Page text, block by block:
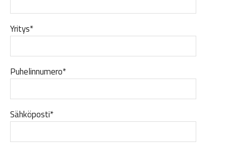
Yritys*
Puhelinnumero*
Sähköposti*